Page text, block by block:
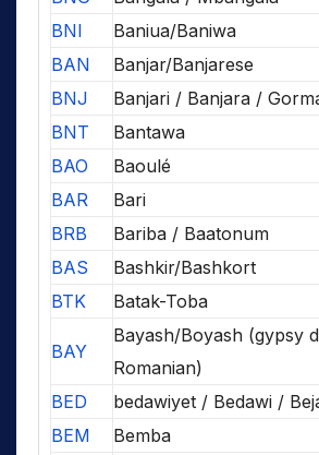
BNI
Baniua/Baniwa
BAN
Banjar/Banjarese
BNJ
Banjari / Banjara /
BNT
Bantawa
BAO
Baoulé
BAR
Bari
BRB
Bariba / Baatonum
BAS
Bashkir/Bashkort
BTK
Batak-Toba
BAY
Bayash/Boyash (gypsy
Romanian)
BED
bedawiyet / Bedawi /
BEM
Bemba